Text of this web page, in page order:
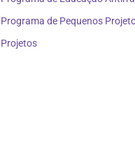
Programa de Pequenos
Projetos